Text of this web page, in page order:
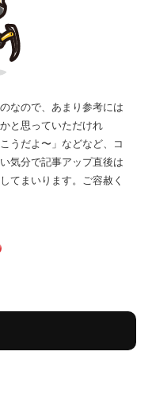
なので、あまり参考には
と思っていただけれ
うだよ〜」などなど、コ
気分で記事アップ直後は
てまいります。ご容赦く